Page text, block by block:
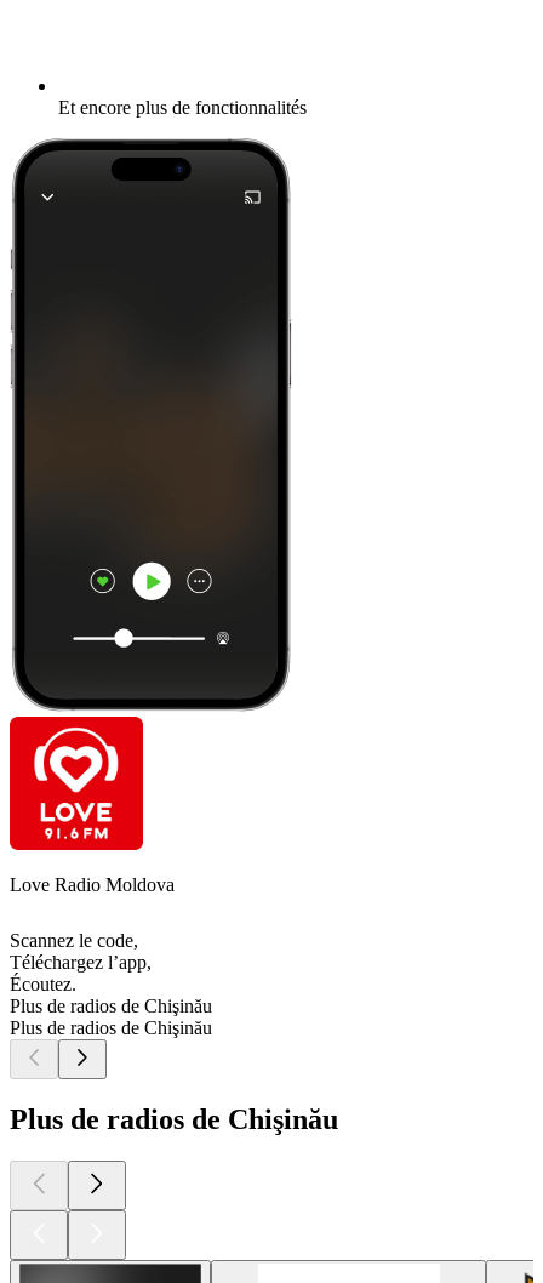
Et encore plus de fonctionnalités
Love Radio Moldova
Scannez le code,
Téléchargez l’app,
Écoutez.
Plus de radios de Chişinău
Plus de radios de Chişinău
Plus de radios de Chişinău